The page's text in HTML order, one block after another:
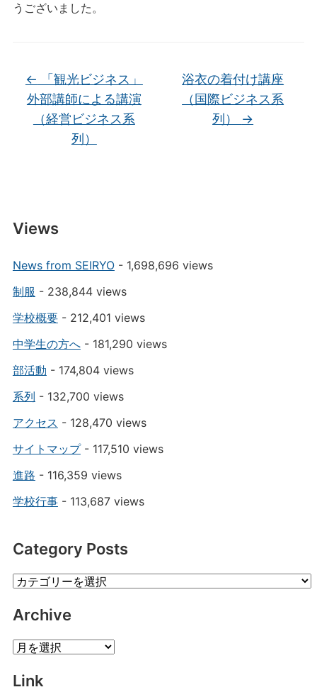
うございました。
← 「観光ビジネス」
外部講師による講演
（経営ビジネス系
列）
浴衣の着付け講座
（国際ビジネス系
列） →
Views
News from SEIRYO- 1,698,696 views
制服 - 238,844 views
学校概要- 212,401 views
中学生の方へ- 181,290 views
部活動 - 174,804 views
系列 - 132,700 views
アクセス - 128,470 views
サイトマップ- 117,510 views
進路 - 116,359 views
学校行事- 113,687 views
Category Posts
Category
Archive
Archive
Link